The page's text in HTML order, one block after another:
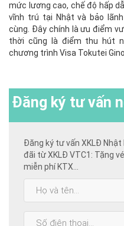
mức lương cao, chế độ hấp
vĩnh trú tại Nhật và bảo
cùng. Đây chính là ưu điểm
thời cũng là điểm thu hút
chương trình Visa Tokutei
Đăng ký tư vấn
Đăng ký tư vấn XKLĐ
đãi từ XKLĐ VTC1: Tặng
miễn phí KTX...